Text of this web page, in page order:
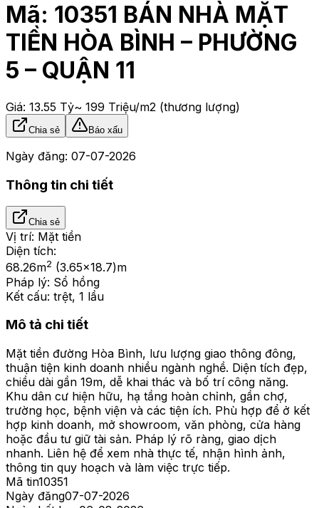
Mã: 10351 BÁN NHÀ MẶT
TIỀN HÒA BÌNH – PHƯỜNG
5 – QUẬN 11
Giá: 13.55 Tỷ~ 199 Triệu/m2 (thương lượng)
Chia sẻ Báo xấu
Ngày đăng: 07-07-2026
Thông tin chi tiết
Chia sẻ
Vị trí: Mặt tiền
Diện tích:
68.26m2 (3.65x18.7)m
Pháp lý: Sổ hồng
Kết cấu: trệt, 1 lầu
Mô tả chi tiết
Mặt tiền đường Hòa Bình, lưu lượng giao thông đông,
thuận tiện kinh doanh nhiều ngành nghề. Diện tích đẹp,
chiều dài gần 19m, dễ khai thác và bố trí công năng.
Khu dân cư hiện hữu, hạ tầng hoàn chỉnh, gần chợ,
trường học, bệnh viện và các tiện ích. Phù hợp để ở kết
hợp kinh doanh, mở showroom, văn phòng, cửa hàng
hoặc đầu tư giữ tài sản. Pháp lý rõ ràng, giao dịch
nhanh. Liên hệ để xem nhà thực tế, nhận hình ảnh,
thông tin quy hoạch và làm việc trực tiếp.
Mã tin10351
Ngày đăng07-07-2026